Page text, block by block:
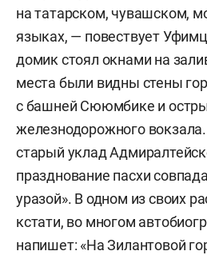
на татарском, чувашском,
языках, — повествует
домик стоял окнами на
места были видны стены
с башней Сююмбике и
железнодорожного
старый уклад
празднование пасхи
уразой». В одном из своих
кстати, во многом
напишет: «На Зилантовой